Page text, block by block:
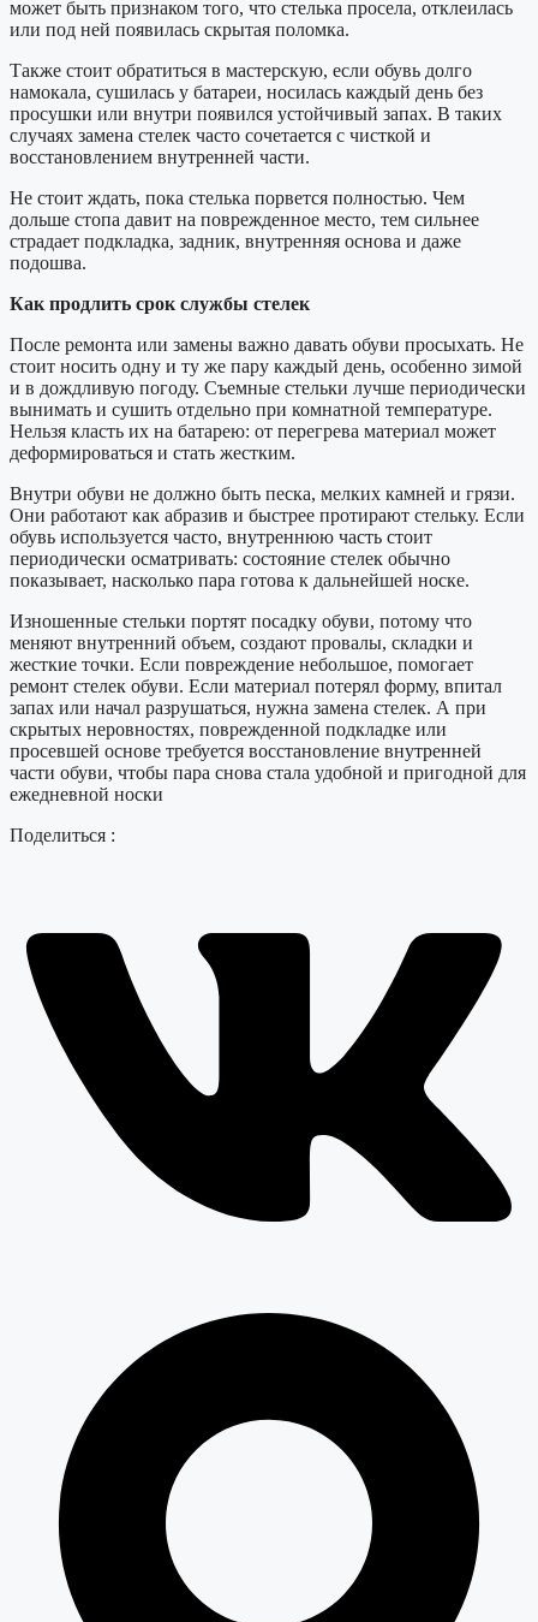
может быть признаком того, что стелька просела, отклеилась
или под ней появилась скрытая поломка.
Также стоит обратиться в мастерскую, если обувь долго
намокала, сушилась у батареи, носилась каждый день без
просушки или внутри появился устойчивый запах. В таких
случаях замена стелек часто сочетается с чисткой и
восстановлением внутренней части.
Не стоит ждать, пока стелька порвется полностью. Чем
дольше стопа давит на поврежденное место, тем сильнее
страдает подкладка, задник, внутренняя основа и даже
подошва.
Как продлить срок службы стелек
После ремонта или замены важно давать обуви просыхать. Не
стоит носить одну и ту же пару каждый день, особенно зимой
и в дождливую погоду. Съемные стельки лучше периодически
вынимать и сушить отдельно при комнатной температуре.
Нельзя класть их на батарею: от перегрева материал может
деформироваться и стать жестким.
Внутри обуви не должно быть песка, мелких камней и грязи.
Они работают как абразив и быстрее протирают стельку. Если
обувь используется часто, внутреннюю часть стоит
периодически осматривать: состояние стелек обычно
показывает, насколько пара готова к дальнейшей носке.
Изношенные стельки портят посадку обуви, потому что
меняют внутренний объем, создают провалы, складки и
жесткие точки. Если повреждение небольшое, помогает
ремонт стелек обуви. Если материал потерял форму, впитал
запах или начал разрушаться, нужна замена стелек. А при
скрытых неровностях, поврежденной подкладке или
просевшей основе требуется восстановление внутренней
части обуви, чтобы пара снова стала удобной и пригодной для
ежедневной носки
Поделиться :